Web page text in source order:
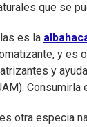
que se
es la
y es
y
es otra especia